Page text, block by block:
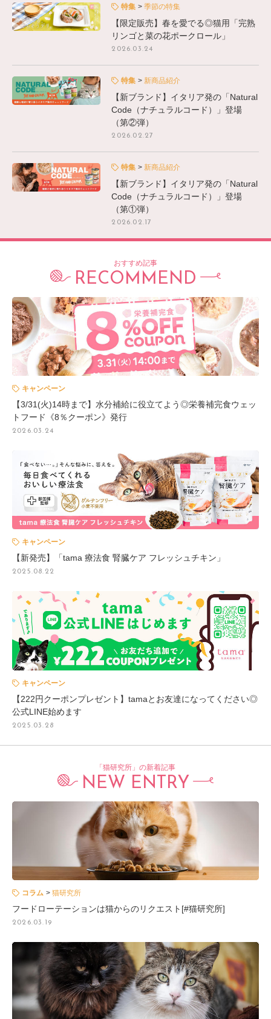
特集 季節の特集
【限定販売】春を愛でる◎猫用「完熟
リンゴと菜の花ポークロール」
2026.03.24
特集 新商品紹介
【新ブランド】イタリア発の「Natural
Code（ナチュラルコード）」登場
（第②弾）
2026.02.27
特集 新商品紹介
【新ブランド】イタリア発の「Natural
Code（ナチュラルコード）」登場
（第①弾）
2026.02.17
おすすめ記事
RECOMMEND
キャンペーン
【3/31(火)14時まで】水分補給に役立てよう◎栄養補完食ウェッ
トフード《8％クーポン》発行
2026.03.24
キャンペーン
【新発売】「tama 療法食 腎臓ケア フレッシュチキン」
2025.08.22
キャンペーン
【222円クーポンプレゼント】tamaとお友達になってください◎
公式LINE始めます
2025.03.28
「猫研究所」の新着記事
NEW ENTRY
コラム 猫研究所
フードローテーションは猫からのリクエスト[#猫研究所]
2026.03.19